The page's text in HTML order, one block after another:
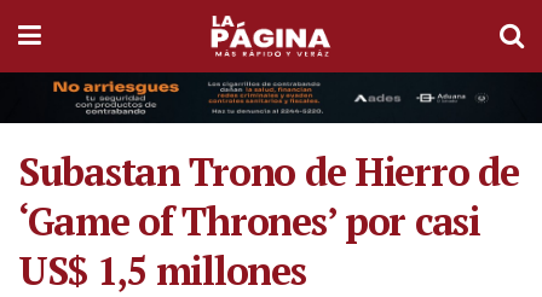
Subastan Trono de Hierro de
‘Game of Thrones’ por casi
US$ 1,5 millones